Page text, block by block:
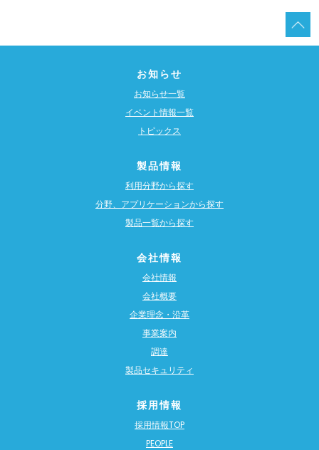
お知らせ
お知らせ一覧
イベント情報一覧
トピックス
製品情報
利用分野から探す
分野、アプリケーションから探す
製品一覧から探す
会社情報
会社情報
会社概要
企業理念・沿革
事業案内
調達
製品セキュリティ
採用情報
採用情報TOP
PEOPLE